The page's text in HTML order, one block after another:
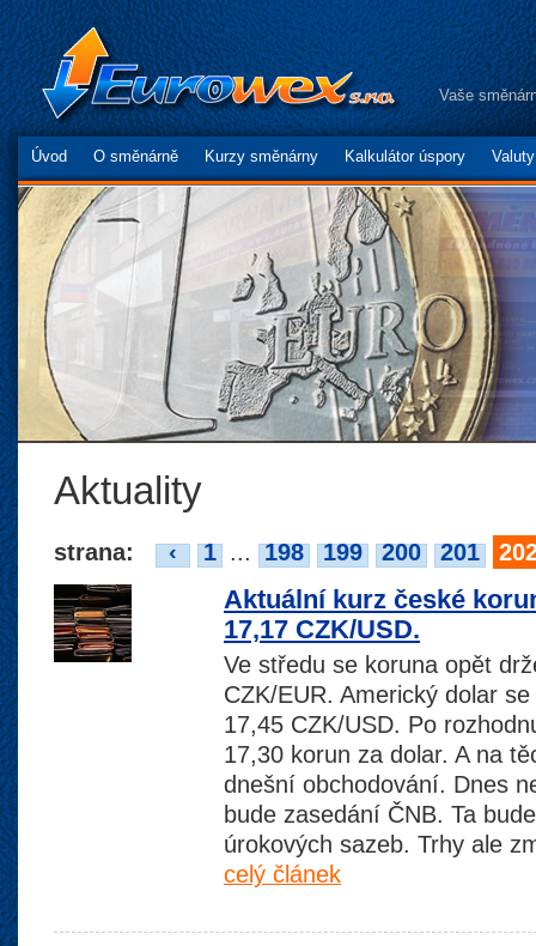
Vaše
Úvod O směnárně Kurzy směnárny Kalkulátor úspory
Aktuality
strana: ‹ 1 ... 198 199 200 201
Aktuální kurz české
17,17 CZK/USD.
Ve středu se koruna opět
CZK/EUR. Americký dolar
17,45 CZK/USD. Po
17,30 korun za dolar. A na
dnešní obchodování. Dnes
bude zasedání ČNB. Ta
úrokových sazeb. Trhy ale
celý článek